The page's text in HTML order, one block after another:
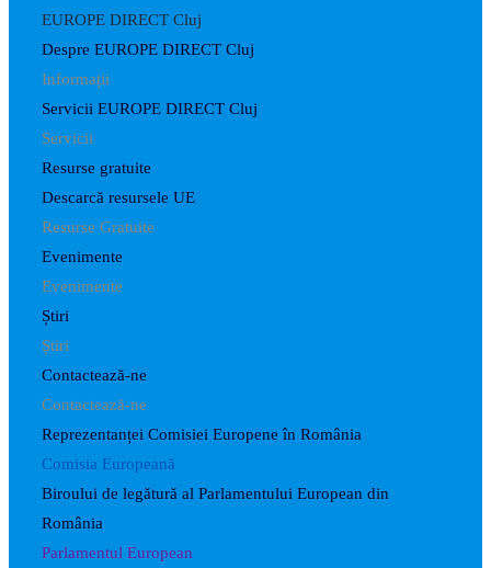
EUROPE DIRECT Cluj
Despre EUROPE DIRECT Cluj
Informații
Servicii EUROPE DIRECT Cluj
Servicii
Resurse gratuite
Descarcă resursele UE
Resurse Gratuite
Evenimente
Evenimente
Știri
Știri
Contactează-ne
Contactează-ne
Reprezentanței Comisiei Europene în România
Comisia Europeană
Biroului de legătură al Parlamentului European din
România
Parlamentul European